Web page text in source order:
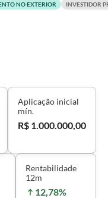
NO EXTERIOR INVESTIDOR
Aplicação inicial
mín.
R$ 1.000.000,00
Rentabilidade
12m
12,78%